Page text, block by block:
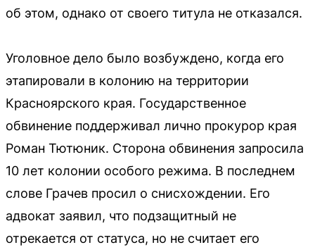
об этом, однако от своего титула не отказался.
Уголовное дело было возбуждено, когда его
этапировали в колонию на территории
Красноярского края. Государственное
обвинение поддерживал лично прокурор края
Роман Тютюник. Сторона обвинения запросила
10 лет колонии особого режима. В последнем
слове Грачев просил о снисхождении. Его
адвокат заявил, что подзащитный не
отрекается от статуса, но не считает его